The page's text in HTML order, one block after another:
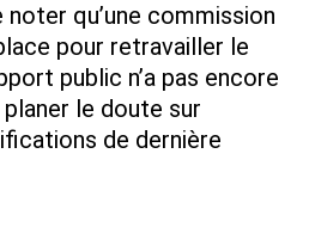
qu’une commission
pour retravailler le
public n’a pas encore
le doute sur
de dernière